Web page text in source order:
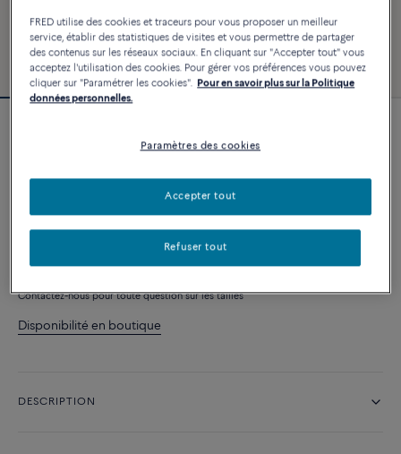
Bracelet Force 10
PERSONNALISER
AJOUTER AU PANIER
Contactez-nous pour toute question sur les tailles
Disponibilité en boutique
DESCRIPTION
FRED utilise des cookies et traceurs pour vous proposer un meilleur
service, établir des statistiques de visites et vous permettre de partager
des contenus sur les réseaux sociaux. En cliquant sur "Accepter tout" vous
acceptez l'utilisation des cookies. Pour gérer vos préférences vous pouvez
cliquer sur "Paramétrer les cookies". Pour en savoir plus sur la Politique
données personnelles.
Paramètres des cookies
Refuser tout
Accepter tout